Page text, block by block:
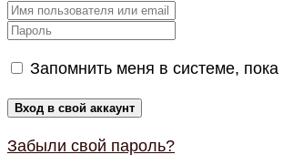
Запомнить меня в системе,
Забыли свой пароль?